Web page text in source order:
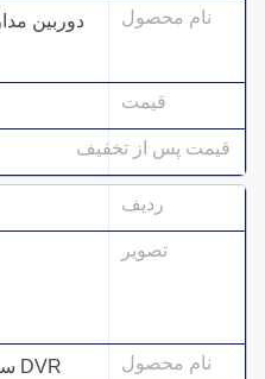
DVR سیماران SM-XVN11601L2